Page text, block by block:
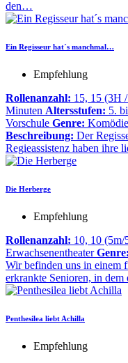
den…
Ein Regisseur hat´s manchmal…
Empfehlung
Rollenanzahl: 15, 15 (3H
Minuten Altersstufen: 5.
Vorschule Genre:
Beschreibung: Der
Regieassistenz haben ihre
Die Herberge
Empfehlung
Rollenanzahl: 10, 10 (5m/
Erwachsenentheater Genre:
Wir befinden uns in einem
erkrankte Senioren, in
Penthesilea liebt Achilla
Empfehlung